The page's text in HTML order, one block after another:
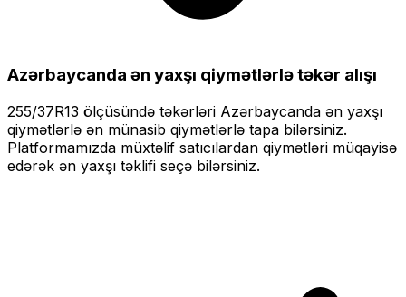
Azərbaycanda ən yaxşı qiymətlərlətəkər alışı
255/37R13 ölçüsündə təkərləri Azərbaycanda ən yaxşı
qiymətlərlə ən münasib qiymətlərlə tapa bilərsiniz.
Platformamızda müxtəlif satıcılardan qiymətləri müqayisə
edərək ən yaxşı təklifi seçə bilərsiniz.